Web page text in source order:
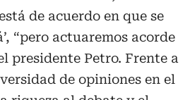
de acuerdo en que se
“pero actuaremos acorde
presidente Petro. Frente a
de opiniones en el